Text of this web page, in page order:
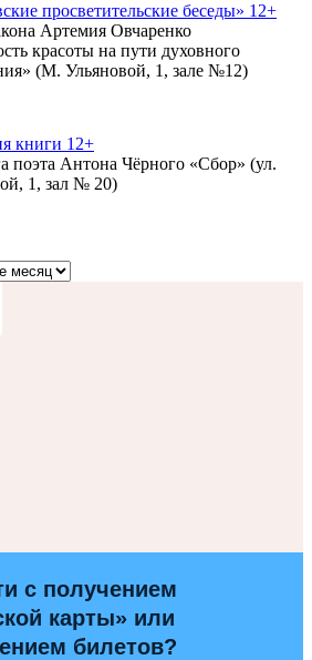
просветительские беседы» 12+
Артемия Овчаренко
красоты на пути духовного
(М. Ульяновой, 1, зале №12)
книги 12+
поэта Антона Чёрного «Сбор» (ул.
1, зал № 20)
с получением
карты» или
билетов?